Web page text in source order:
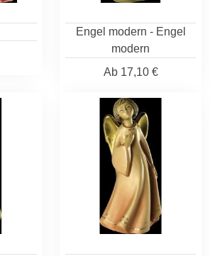
Engel modern - Engel
modern
Ab17,10 €